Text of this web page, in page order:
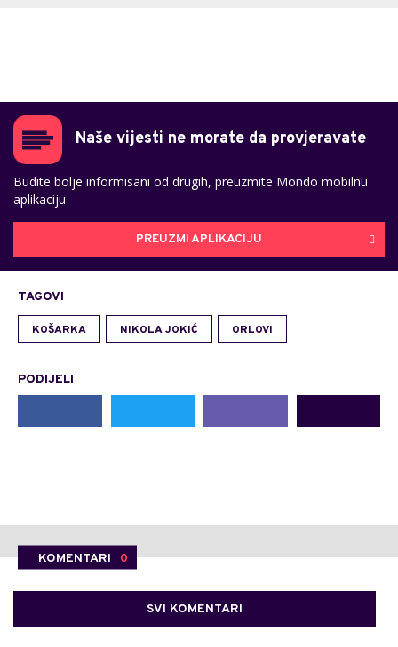
Naše vijesti ne morate da provjeravate
Budite bolje informisani od drugih, preuzmite Mondo mobilnu
aplikaciju
PREUZMI APLIKACIJU
TAGOVI
KOŠARKA NIKOLA JOKIĆ ORLOVI
PODIJELI
KOMENTARI 0
SVI KOMENTARI